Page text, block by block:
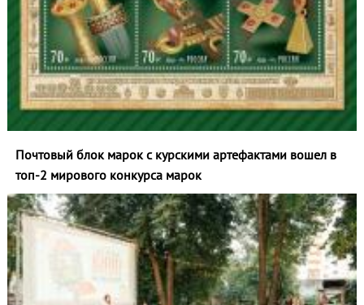
Почтовый блок марок с курскими артефактами вошел в
топ‑2 мирового конкурса марок